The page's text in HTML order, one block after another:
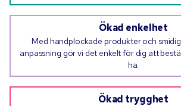
Ökad enkelhet
Med handplockade produkter och
anpassning gör vi det enkelt för dig att
ha.
Ökad trygghet